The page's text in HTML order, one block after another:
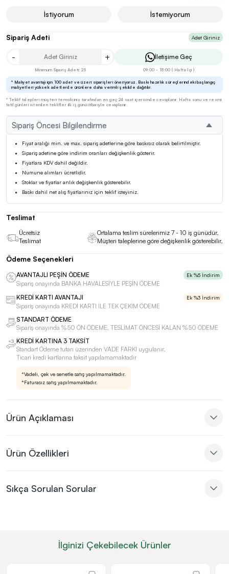
Ürün Açıklaması
Ürün Özellikleri
Sıkça Sorulan Sorular
Sipariş Öncesi Bilgilendirme
Fiyat aralığı min. ve max. sipariş adetlerine göre baskısız olarak belirtilmiştir.
Sipariş adetine göre indirim oranları değişkenlik gösterir.
Fiyatlara KDV dahil değildir.
Numune alımları ücretlidir.
Stoklar ve fiyatlar anlık değişkenlik gösterebilir.
Baskı dahil net alış fiyatlarınız için teklif isteyiniz.
İstiyorum İstemiyorum
Sipariş Adeti Adet Giriniz
- +
Minimum Sipariş Adeti: 25
İletişime Geç
09:00 - 18:00 ( Hafta İçi )
* Maliyet avantajı için 100 adet ve üzeri siparişleri öneriyoruz. Baskı hazırlık süreçlerindeki başlangıç
maliyetleri yüksek adetlerde ürünlere daha verimli şekilde dağıtılır.
* Teklif talepleri müşteri temsilciniz tarafından en geç 24 saat içerisinde cevaplanır. Hafta sonu ve resmi
tatil günleri istenilen teklifler ilk iş günü itibariyle cevaplanır.
Teslimat
Ücretsiz
Teslimat
Ortalama teslim sürelerimiz 7 - 10 iş günüdür.
Müşteri taleplerine göre değişkenlik gösterebilir.
Ödeme Seçenekleri
AVANTAJLI PEŞİN ÖDEME Ek %5 İndirim
Sipariş onayında BANKA HAVALESİYLE PEŞİN ÖDEME
KREDİ KARTI AVANTAJI
Ek %3 İndirim
Sipariş onayında KREDİ KARTI İLE TEK ÇEKİM ÖDEME
STANDART ÖDEME
Sipariş onayında %50 ÖN ÖDEME, TESLİMAT ÖNCESİ KALAN %50 ÖDEME
KREDİ KARTINA 3 TAKSİT
Standart Ödeme tutarı üzerinden VADE FARKI uygulanır.
Ticari kredi kartlarına taksit yapılamamaktadır
*Vadeli, çek ve senetle satış yapılmamaktadır.
*Faturasız satış yapılmamaktadır.
İlginizi Çekebilecek Ürünler